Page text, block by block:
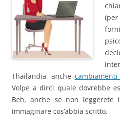
Thailandia, anche
Volpe a dirci quale dovrebbe
Beh, anche se non
immaginare cos’abbia scritto.